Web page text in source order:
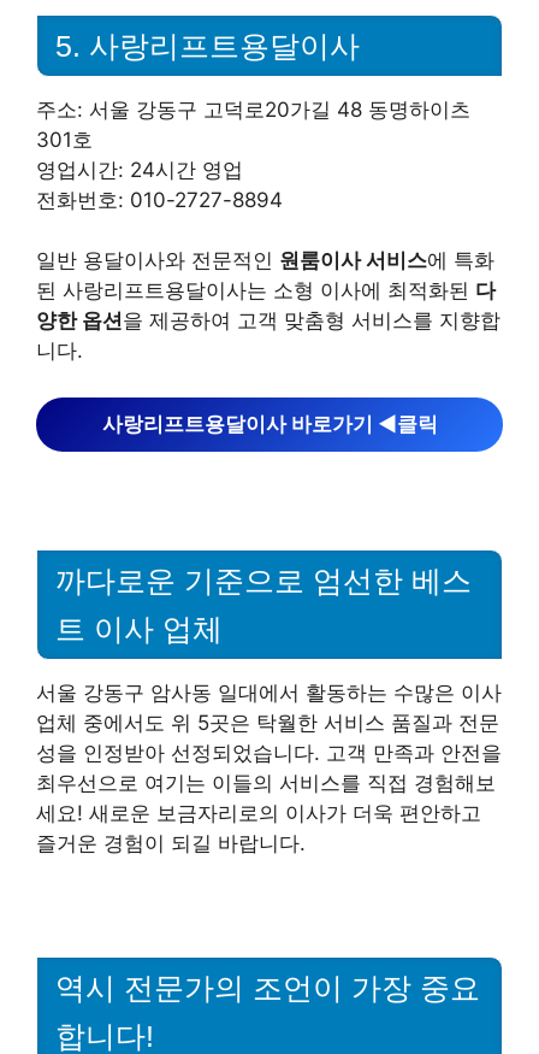
5. 사랑리프트용달이사
주소: 서울 강동구 고덕로20가길 48 동명하이츠
301호
영업시간: 24시간 영업
전화번호: 010-2727-8894
일반 용달이사와 전문적인 원룸이사 서비스에 특화
된 사랑리프트용달이사는 소형 이사에 최적화된 다
양한 옵션을 제공하여 고객 맞춤형 서비스를 지향합
니다.
사랑리프트용달이사 바로가기 ◀︎클릭
까다로운 기준으로 엄선한 베스
트 이사 업체
서울 강동구 암사동 일대에서 활동하는 수많은 이사
업체 중에서도 위 5곳은 탁월한 서비스 품질과 전문
성을 인정받아 선정되었습니다. 고객 만족과 안전을
최우선으로 여기는 이들의 서비스를 직접 경험해보
세요! 새로운 보금자리로의 이사가 더욱 편안하고
즐거운 경험이 되길 바랍니다.
역시 전문가의 조언이 가장 중요
합니다!